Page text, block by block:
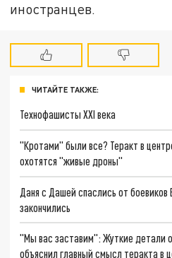
иностранцев.
ЧИТАЙТЕ ТАКЖЕ:
Технофашисты XXI века
"Кротами" были все? Теракт в
охотятся "живые дроны"
Даня с Дашей спаслись от
закончились
"Мы вас заставим": Жуткие детали
объяснил главный смысл теракта в